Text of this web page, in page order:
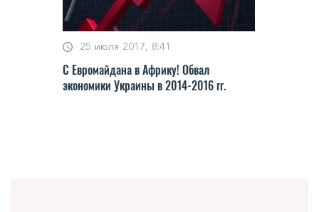
25 июля 2017, 8:41
С Евромайдана в Африку! Обвал
экономики Украины в 2014-2016 гг.